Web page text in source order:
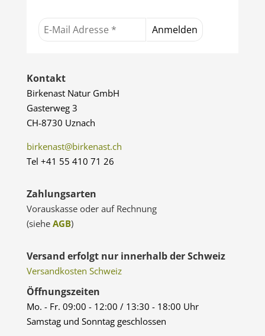
Kontakt
Birkenast Natur GmbH
Gasterweg 3
CH-8730 Uznach
birkenast@birkenast.ch
Tel +41 55 410 71 26
Zahlungsarten
Vorauskasse oder auf Rechnung
(siehe AGB)
Versand erfolgt nur innerhalb der Schweiz
Versandkosten Schweiz
Öffnungszeiten
Mo. - Fr. 09:00 - 12:00 / 13:30 - 18:00 Uhr
Samstag und Sonntag geschlossen